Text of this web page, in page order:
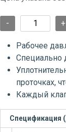
- +
Рабочее
Специально
проточках,
Каждый
Спецификация